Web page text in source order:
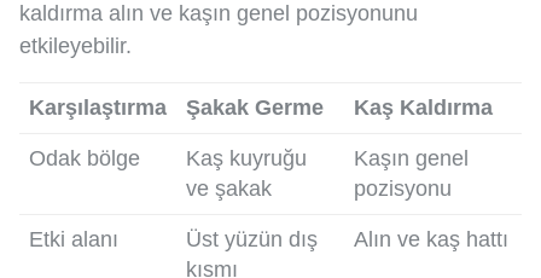
kaldırma alın ve kaşın genel pozisyonunu
etkileyebilir.
Karşılaştırma Şakak Germe Kaş Kaldırma
Odak bölge
Kaş kuyruğu
ve şakak
Kaşın genel
pozisyonu
Etki alanı
Üst yüzün dış
kısmı
Alın ve kaş hattı